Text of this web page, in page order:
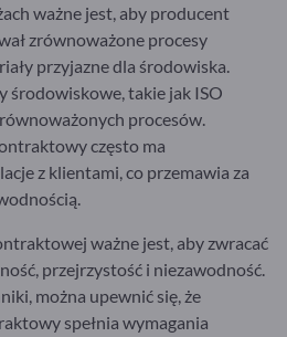
ważne jest, aby producent
zrównoważone procesy
przyjazne dla środowiska.
środowiskowe, takie jak ISO
procesów.
często ma
z klientami, co przemawia za
ważne jest, aby zwracać
przejrzystość i niezawodność.
można upewnić się, że
spełnia wymagania